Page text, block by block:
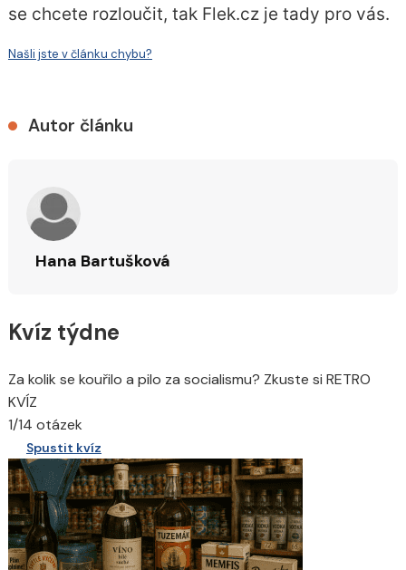
se chcete rozloučit, tak Flek.cz je tady pro vás.
Našli jste v článku chybu?
Autor článku
Hana Bartušková
Kvíz týdne
Za kolik se kouřilo a pilo za socialismu? Zkuste si RETRO
KVÍZ
1/14 otázek
Spustit kvíz